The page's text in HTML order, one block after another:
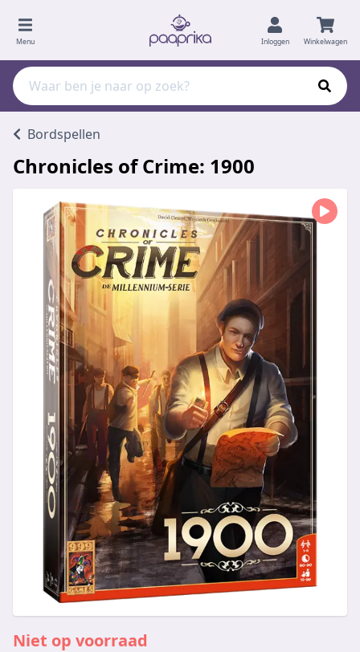
Menu Inloggen Winkelwagen
Bordspellen
Chronicles of Crime: 1900
Niet op voorraad